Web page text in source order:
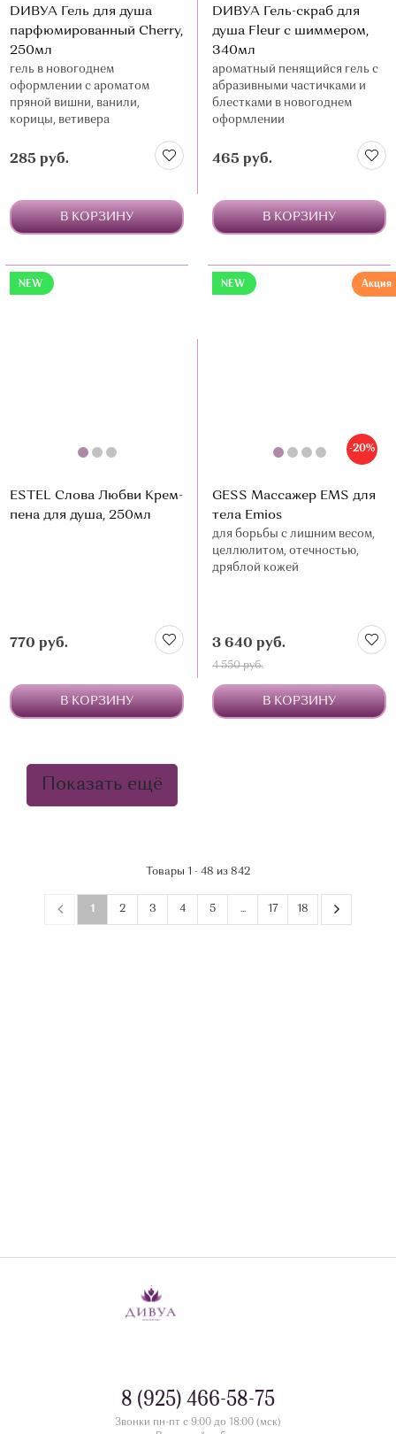
DИВУА Гель для душа
парфюмированный Cherry,
250мл
гель в новогоднем
оформлении с ароматом
пряной вишни, ванили,
корицы, ветивера
285 руб.
В КОРЗИНУ
DИВУА Гель-скраб для
душа Fleur с шиммером,
340мл
ароматный пенящийся гель с
абразивными частичками и
блестками в новогоднем
оформлении
465 руб.
В КОРЗИНУ
NEW
ESTEL Слова Любви Крем-
пена для душа, 250мл
770 руб.
В КОРЗИНУ
-20%
Акция
NEW
GESS Массажер EMS для
тела Emios
для борьбы с лишним весом,
целлюлитом, отечностью,
дряблой кожей
3 640 руб.
4 550 руб.
В КОРЗИНУ
Показать ещё
Товары 1 - 48 из 842
1 2 3 4 5 ... 17 18
8 (925) 466-58-75
Звонки пн-пт с 9:00 до 18:00 (мск)